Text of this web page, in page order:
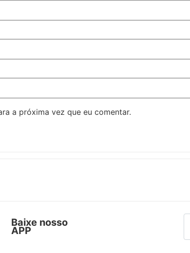
a próxima vez que eu comentar.
Baixe nosso
APP